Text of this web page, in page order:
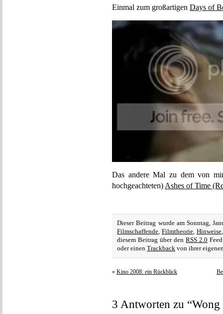
Einmal zum großartigen Days of
Das andere Mal zu dem von
hochgeachteten) Ashes of Time
Dieser Beitrag wurde am Sonntag,
Filmschaffende, Filmtheorie, Hinweise
diesem Beitrag über den RSS 2.0
oder einen Trackback von ihrer
« Kino 2008: ein Rückblick
3 Antworten zu